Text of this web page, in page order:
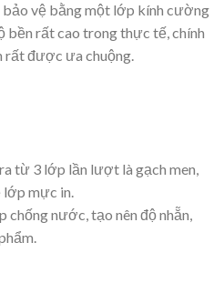
vệ bằng một lớp kính cường
bền rất cao trong thực tế, chính
rất được ưa chuộng.
từ 3 lớp lần lượt là gạch men,
lớp mực in.
nước, tạo nên độ nhẵn,